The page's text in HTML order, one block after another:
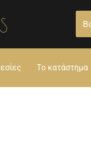
Το κατάστημα